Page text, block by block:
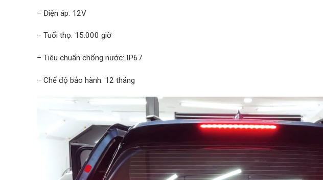
– Điện áp: 12V
– Tuổi thọ: 15.000 giờ
– Tiêu chuẩn chống nước: IP67
– Chế độ bảo hành: 12 tháng